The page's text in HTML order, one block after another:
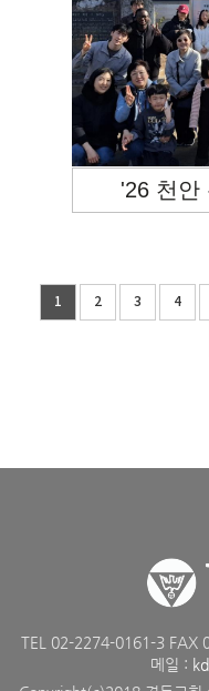
'26 천안
1 2 3 4
TEL 02-2274-0161-3 FAX
메일 :